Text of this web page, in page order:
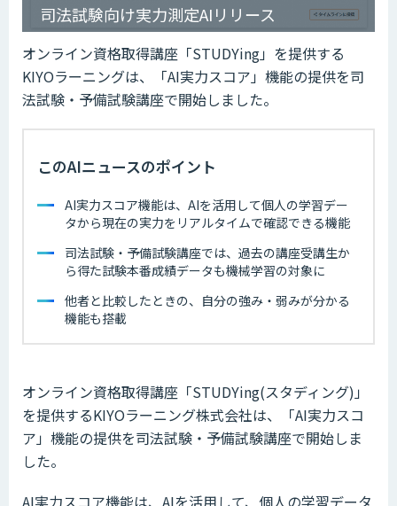
司法試験向け実力測定AIリリース
オンライン資格取得講座「STUDYing」を提供する
KIYOラーニングは、「AI実力スコア」機能の提供を司
法試験・予備試験講座で開始しました。
このAIニュースのポイント
AI実力スコア機能は、AIを活用して個人の学習デー
タから現在の実力をリアルタイムで確認できる機能
司法試験・予備試験講座では、過去の講座受講生か
ら得た試験本番成績データも機械学習の対象に
他者と比較したときの、自分の強み・弱みが分かる
機能も搭載
オンライン資格取得講座「STUDYing(スタディング)」
を提供するKIYOラーニング株式会社は、「AI実力スコ
ア」機能の提供を司法試験・予備試験講座で開始しま
した。
AI実力スコア機能は、AIを活用して、個人の学習データ